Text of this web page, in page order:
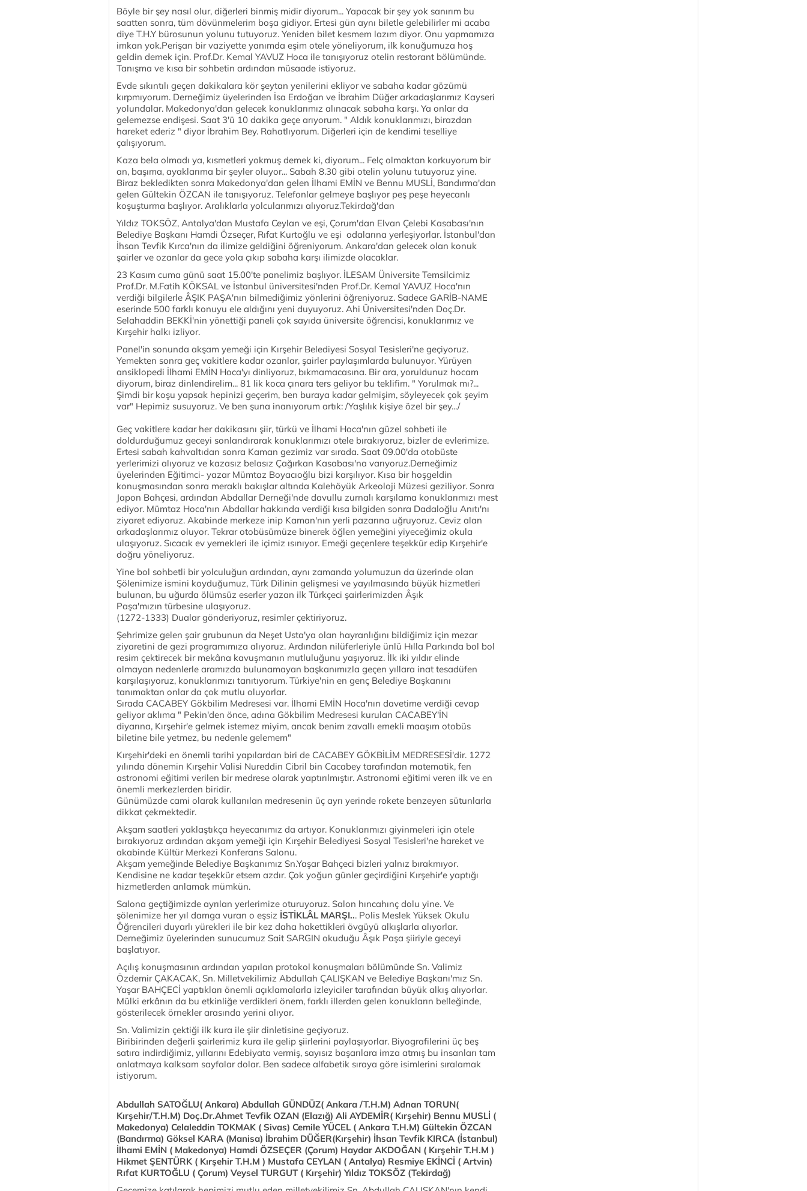
Böyle bir şey nasıl olur, diğerleri binmiş midir diyorum... Yapacak bir şey yok sanırım bu
saatten sonra, tüm dövünmelerim boşa gidiyor. Ertesi gün aynı biletle gelebilirler mi acaba
diye T.H.Y bürosunun yolunu tutuyoruz. Yeniden bilet kesmem lazım diyor. Onu yapmamıza
imkan yok.Perişan bir vaziyette yanımda eşim otele yöneliyorum, ilk konuğumuza hoş
geldin demek için. Prof.Dr. Kemal YAVUZ Hoca ile tanışıyoruz otelin restorant bölümünde.
Tanışma ve kısa bir sohbetin ardından müsaade istiyoruz.
Evde sıkıntılı geçen dakikalara kör şeytan yenilerini ekliyor ve sabaha kadar gözümü
kırpmıyorum. Derneğimiz üyelerinden İsa Erdoğan ve İbrahim Düğer arkadaşlarımız Kayseri
yolundalar. Makedonya'dan gelecek konuklarımız alınacak sabaha karşı. Ya onlar da
gelemezse endişesi. Saat 3'ü 10 dakika geçe arıyorum. " Aldık konuklarımızı, birazdan
hareket ederiz " diyor İbrahim Bey. Rahatlıyorum. Diğerleri için de kendimi teselliye
çalışıyorum.
Kaza bela olmadı ya, kısmetleri yokmuş demek ki, diyorum... Felç olmaktan korkuyorum bir
an, başıma, ayaklarıma bir şeyler oluyor... Sabah 8.30 gibi otelin yolunu tutuyoruz yine.
Biraz bekledikten sonra Makedonya'dan gelen İlhami EMİN ve Bennu MUSLİ, Bandırma'dan
gelen Gültekin ÖZCAN ile tanışıyoruz. Telefonlar gelmeye başlıyor peş peşe heyecanlı
koşuşturma başlıyor. Aralıklarla yolcularımızı alıyoruz.Tekirdağ'dan
Yıldız TOKSÖZ, Antalya'dan Mustafa Ceylan ve eşi, Çorum'dan Elvan Çelebi Kasabası'nın
Belediye Başkanı Hamdi Özseçer, Rıfat Kurtoğlu ve eşi odalarına yerleşiyorlar. İstanbul'dan
İhsan Tevfik Kırca'nın da ilimize geldiğini öğreniyorum. Ankara'dan gelecek olan konuk
şairler ve ozanlar da gece yola çıkıp sabaha karşı ilimizde olacaklar.
23 Kasım cuma günü saat 15.00'te panelimiz başlıyor. İLESAM Üniversite Temsilcimiz
Prof.Dr. M.Fatih KÖKSAL ve İstanbul üniversitesi'nden Prof.Dr. Kemal YAVUZ Hoca'nın
verdiği bilgilerle ÂŞIK PAŞA'nın bilmediğimiz yönlerini öğreniyoruz. Sadece GARİB-NAME
eserinde 500 farklı konuyu ele aldığını yeni duyuyoruz. Ahi Üniversitesi'nden Doç.Dr.
Selahaddin BEKKİ'nin yönettiği paneli çok sayıda üniversite öğrencisi, konuklarımız ve
Kırşehir halkı izliyor.
Panel'in sonunda akşam yemeği için Kırşehir Belediyesi Sosyal Tesisleri'ne geçiyoruz.
Yemekten sonra geç vakitlere kadar ozanlar, şairler paylaşımlarda bulunuyor. Yürüyen
ansiklopedi İlhami EMİN Hoca'yı dinliyoruz, bıkmamacasına. Bir ara, yoruldunuz hocam
diyorum, biraz dinlendirelim... 81 lik koca çınara ters geliyor bu teklifim. " Yorulmak mı?...
Şimdi bir koşu yapsak hepinizi geçerim, ben buraya kadar gelmişim, söyleyecek çok şeyim
var" Hepimiz susuyoruz. Ve ben şuna inanıyorum artık: /Yaşlılık kişiye özel bir şey.../
Geç vakitlere kadar her dakikasını şiir, türkü ve İlhami Hoca'nın güzel sohbeti ile
doldurduğumuz geceyi sonlandırarak konuklarımızı otele bırakıyoruz, bizler de evlerimize.
Ertesi sabah kahvaltıdan sonra Kaman gezimiz var sırada. Saat 09.00'da otobüste
yerlerimizi alıyoruz ve kazasız belasız Çağırkan Kasabası'na varıyoruz.Derneğimiz
üyelerinden Eğitimci- yazar Mümtaz Boyacıoğlu bizi karşılıyor. Kısa bir hoşgeldin
konuşmasından sonra meraklı bakışlar altında Kalehöyük Arkeoloji Müzesi geziliyor. Sonra
Japon Bahçesi, ardından Abdallar Derneği'nde davullu zurnalı karşılama konuklarımızı mest
ediyor. Mümtaz Hoca'nın Abdallar hakkında verdiği kısa bilgiden sonra Dadaloğlu Anıtı'nı
ziyaret ediyoruz. Akabinde merkeze inip Kaman'nın yerli pazarına uğruyoruz. Ceviz alan
arkadaşlarımız oluyor. Tekrar otobüsümüze binerek öğlen yemeğini yiyeceğimiz okula
ulaşıyoruz. Sıcacık ev yemekleri ile içimiz ısınıyor. Emeği geçenlere teşekkür edip Kırşehir'e
doğru yöneliyoruz.
Yine bol sohbetli bir yolculuğun ardından, aynı zamanda yolumuzun da üzerinde olan
Şölenimize ismini koyduğumuz, Türk Dilinin gelişmesi ve yayılmasında büyük hizmetleri
bulunan, bu uğurda ölümsüz eserler yazan ilk Türkçeci şairlerimizden Âşık
Paşa'mızın türbesine ulaşıyoruz.
(1272-1333) Dualar gönderiyoruz, resimler çektiriyoruz.
Şehrimize gelen şair grubunun da Neşet Usta'ya olan hayranlığını bildiğimiz için mezar
ziyaretini de gezi programımıza alıyoruz. Ardından nilüferleriyle ünlü Hılla Parkında bol bol
resim çektirecek bir mekâna kavuşmanın mutluluğunu yaşıyoruz. İlk iki yıldır elinde
olmayan nedenlerle aramızda bulunamayan başkanımızla geçen yıllara inat tesadüfen
karşılaşıyoruz, konuklarımızı tanıtıyorum. Türkiye'nin en genç Belediye Başkanını
tanımaktan onlar da çok mutlu oluyorlar.
Sırada CACABEY Gökbilim Medresesi var. İlhami EMİN Hoca'nın davetime verdiği cevap
geliyor aklıma " Pekin'den önce, adına Gökbilim Medresesi kurulan CACABEY'İN
diyarına, Kırşehir'e gelmek istemez miyim, ancak benim zavallı emekli maaşım otobüs
biletine bile yetmez, bu nedenle gelemem"
Kırşehir'deki en önemli tarihi yapılardan biri de CACABEY GÖKBİLİM MEDRESESİ'dir. 1272
yılında dönemin Kırşehir Valisi Nureddin Cibril bin Cacabey tarafından matematik, fen
astronomi eğitimi verilen bir medrese olarak yaptırılmıştır. Astronomi eğitimi veren ilk ve en
önemli merkezlerden biridir.
Günümüzde cami olarak kullanılan medresenin üç ayrı yerinde rokete benzeyen sütunlarla
dikkat çekmektedir.
Akşam saatleri yaklaştıkça heyecanımız da artıyor. Konuklarımızı giyinmeleri için otele
bırakıyoruz ardından akşam yemeği için Kırşehir Belediyesi Sosyal Tesisleri'ne hareket ve
akabinde Kültür Merkezi Konferans Salonu.
Akşam yemeğinde Belediye Başkanımız Sn.Yaşar Bahçeci bizleri yalnız bırakmıyor.
Kendisine ne kadar teşekkür etsem azdır. Çok yoğun günler geçirdiğini Kırşehir'e yaptığı
hizmetlerden anlamak mümkün.
Salona geçtiğimizde ayrılan yerlerimize oturuyoruz. Salon hıncahınç dolu yine. Ve
şölenimize her yıl damga vuran o eşsiz İSTİKLÂL MARŞI... Polis Meslek Yüksek Okulu
Öğrencileri duyarlı yürekleri ile bir kez daha hakettikleri övgüyü alkışlarla alıyorlar.
Derneğimiz üyelerinden sunucumuz Sait SARGIN okuduğu Âşık Paşa şiiriyle geceyi
başlatıyor.
Açılış konuşmasının ardından yapılan protokol konuşmaları bölümünde Sn. Valimiz
Özdemir ÇAKACAK, Sn. Milletvekilimiz Abdullah ÇALIŞKAN ve Belediye Başkanı'mız Sn.
Yaşar BAHÇECİ yaptıkları önemli açıklamalarla izleyiciler tarafından büyük alkış alıyorlar.
Mülki erkânın da bu etkinliğe verdikleri önem, farklı illerden gelen konukların belleğinde,
gösterilecek örnekler arasında yerini alıyor.
Sn. Valimizin çektiği ilk kura ile şiir dinletisine geçiyoruz.
Biribirinden değerli şairlerimiz kura ile gelip şiirlerini paylaşıyorlar. Biyografilerini üç beş
satıra indirdiğimiz, yıllarını Edebiyata vermiş, sayısız başarılara imza atmış bu insanları tam
anlatmaya kalksam sayfalar dolar. Ben sadece alfabetik sıraya göre isimlerini sıralamak
istiyorum.
Abdullah SATOĞLU( Ankara) Abdullah GÜNDÜZ( Ankara /T.H.M) Adnan TORUN(
Kırşehir/T.H.M) Doç.Dr.Ahmet Tevfik OZAN (Elazığ) Ali AYDEMİR( Kırşehir) Bennu MUSLİ (
Makedonya) Celaleddin TOKMAK ( Sivas) Cemile YÜCEL ( Ankara T.H.M) Gültekin ÖZCAN
(Bandırma) Göksel KARA (Manisa) İbrahim DÜĞER(Kırşehir) İhsan Tevfik KIRCA (İstanbul)
İlhami EMİN ( Makedonya) Hamdi ÖZSEÇER (Çorum) Haydar AKDOĞAN ( Kırşehir T.H.M )
Hikmet ŞENTÜRK ( Kırşehir T.H.M ) Mustafa CEYLAN ( Antalya) Resmiye EKİNCİ ( Artvin)
Rıfat KURTOĞLU ( Çorum) Veysel TURGUT ( Kırşehir) Yıldız TOKSÖZ (Tekirdağ)